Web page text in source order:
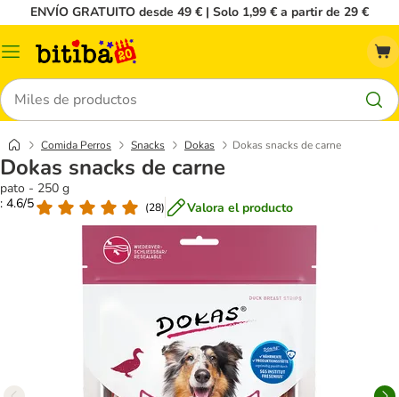
ENVÍO GRATUITO desde 49 € | Solo 1,99 € a partir de 29 €
Menú
Buscar
Comida Perros Snacks Dokas Dokas snacks de carne
Dokas snacks de carne
pato - 250 g
: 4.6/5
(28) Valora el producto